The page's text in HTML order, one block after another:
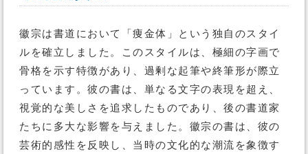
徽宗は書道において「痩金体」という独自のスタイ
ルを確立しました。このスタイルは、極細の字画で
骨格を示す特徴があり、過剰な起筆や終筆形が際立
っています。彼の書は、単なる文字の表現を超え、
視覚的な美しさを追求したものであり、後の書道家
たちに多大な影響を与えました。徽宗の書は、彼の
芸術的感性を反映し、当時の文化的な潮流を象徴す